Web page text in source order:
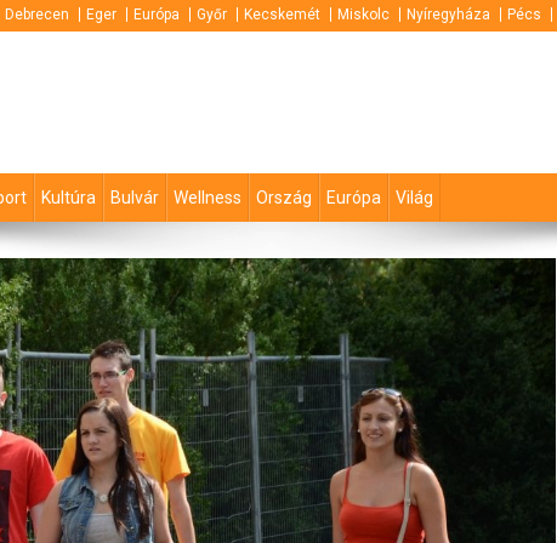
Debrecen Eger Európa Győr Kecskemét Miskolc Nyíregyháza Pécs
Kultúra Bulvár Wellness Ország Európa Világ